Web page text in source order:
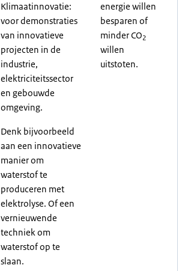
Klimaatinnovatie:
voor demonstraties
van innovatieve
projecten in de
industrie,
elektriciteitssector
en gebouwde
omgeving.
Denk bijvoorbeeld
aan een innovatieve
manier om
waterstof te
produceren met
elektrolyse. Of een
vernieuwende
techniek om
waterstof op te
slaan.
energie willen
besparen of
minder CO2
willen
uitstoten.